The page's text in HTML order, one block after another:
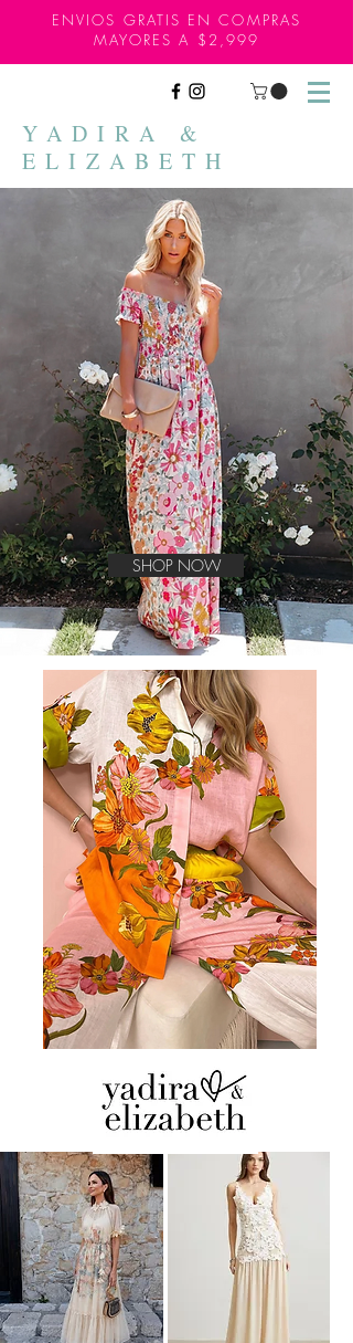
ENVIOS GRATIS EN COMPRAS
MAYORES A $2,999
YADIRA &
ELIZABETH
NO CAMBIOS NI DEVOLUCIONES, ES VENTA FINAL.
SHOP NOW